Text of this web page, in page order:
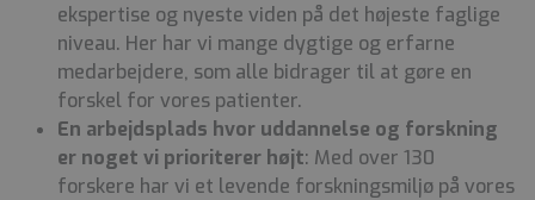
ekspertise og nyeste viden på det højeste faglige
niveau. Her har vi mange dygtige og erfarne
medarbejdere, som alle bidrager til at gøre en
forskel for vores patienter.
En arbejdsplads hvor uddannelse og forskning
er noget vi prioriterer højt: Med over 130
forskere har vi et levende forskningsmiljø på vores